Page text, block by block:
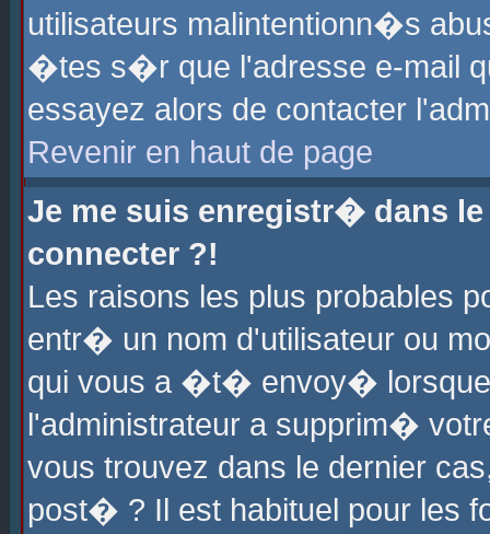
utilisateurs malintentionn�s
�tes s�r que l'adresse e-mail
essayez alors de contacter
Revenir en haut de page
Je me suis enregistr� dans
connecter ?!
Les raisons les plus probables
entr� un nom d'utilisateur ou
qui vous a �t� envoy�
l'administrateur a supprim�
vous trouvez dans le dernier
post� ? Il est habituel pour les